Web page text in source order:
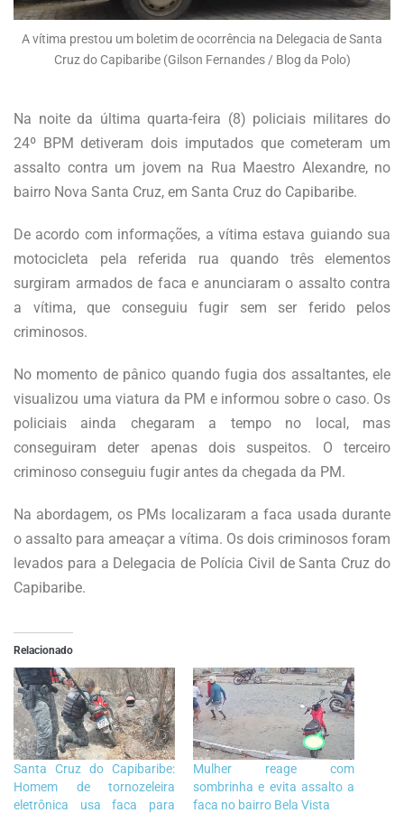
A vítima prestou um boletim de ocorrência na Delegacia de Santa
Cruz do Capibaribe (Gilson Fernandes / Blog da Polo)
Na noite da última quarta-feira (8) policiais militares do
24º BPM detiveram dois imputados que cometeram um
assalto contra um jovem na Rua Maestro Alexandre, no
bairro Nova Santa Cruz, em Santa Cruz do Capibaribe.
De acordo com informações, a vítima estava guiando sua
motocicleta pela referida rua quando três elementos
surgiram armados de faca e anunciaram o assalto contra
a vítima, que conseguiu fugir sem ser ferido pelos
criminosos.
No momento de pânico quando fugia dos assaltantes, ele
visualizou uma viatura da PM e informou sobre o caso. Os
policiais ainda chegaram a tempo no local, mas
conseguiram deter apenas dois suspeitos. O terceiro
criminoso conseguiu fugir antes da chegada da PM.
Na abordagem, os PMs localizaram a faca usada durante
o assalto para ameaçar a vítima. Os dois criminosos foram
levados para a Delegacia de Polícia Civil de Santa Cruz do
Capibaribe.
Relacionado
Santa Cruz do Capibaribe:
Homem de tornozeleira
eletrônica usa faca para
Mulher reage com
sombrinha e evita assalto a
faca no bairro Bela Vista